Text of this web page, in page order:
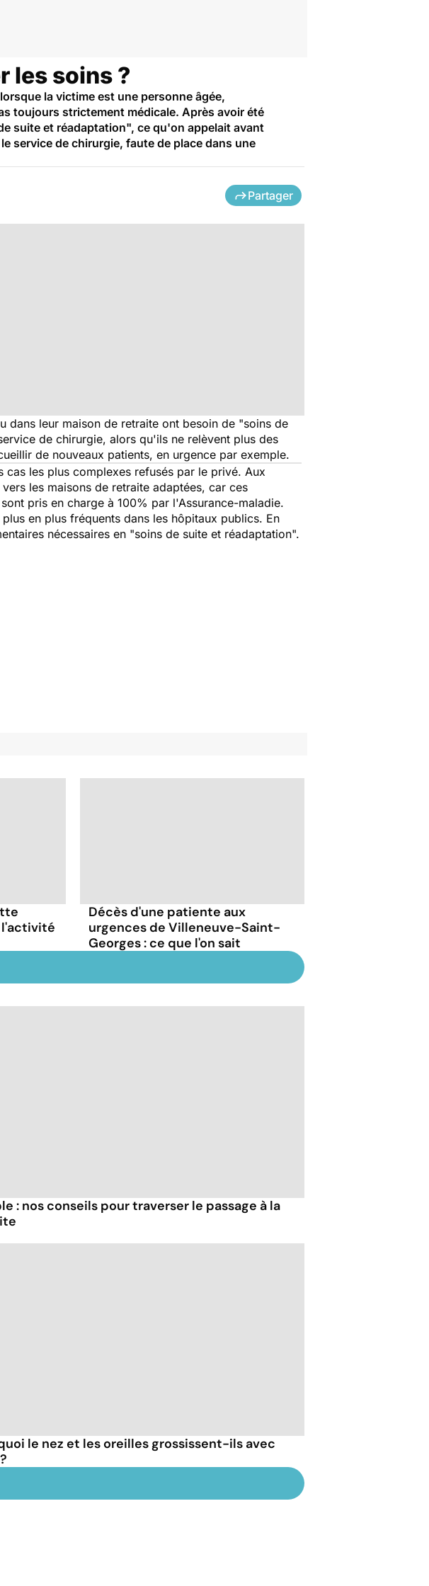
les soins ?
la victime est une personne âgée,
toujours strictement médicale. Après avoir été
suite et réadaptation", ce qu'on appelait avant
service de chirurgie, faute de place dans une
Partager
dans leur maison de retraite ont besoin de "soins de
de chirurgie, alors qu'ils ne relèvent plus des
de nouveaux patients, en urgence par exemple.
les plus complexes refusés par le privé. Aux
les maisons de retraite adaptées, car ces
pris en charge à 100% par l'Assurance-maladie.
en plus fréquents dans les hôpitaux publics. En
nécessaires en "soins de suite et réadaptation".
l'activité
Décès d'une patiente aux
urgences de Villeneuve-Saint-
Georges : ce que l'on sait
: nos conseils pour traverser le passage à la
le nez et les oreilles grossissent-ils avec